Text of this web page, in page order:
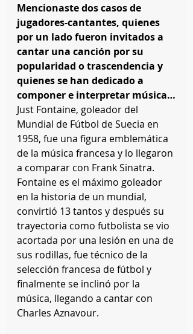
Mencionaste dos casos de
jugadores-cantantes, quienes
por un lado fueron invitados a
cantar una canción por su
popularidad o trascendencia y
quienes se han dedicado a
componer e interpretar música…
Just Fontaine, goleador del
Mundial de Fútbol de Suecia en
1958, fue una figura emblemática
de la música francesa y lo llegaron
a comparar con Frank Sinatra.
Fontaine es el máximo goleador
en la historia de un mundial,
convirtió 13 tantos y después su
trayectoria como futbolista se vio
acortada por una lesión en una de
sus rodillas, fue técnico de la
selección francesa de fútbol y
finalmente se inclinó por la
música, llegando a cantar con
Charles Aznavour.